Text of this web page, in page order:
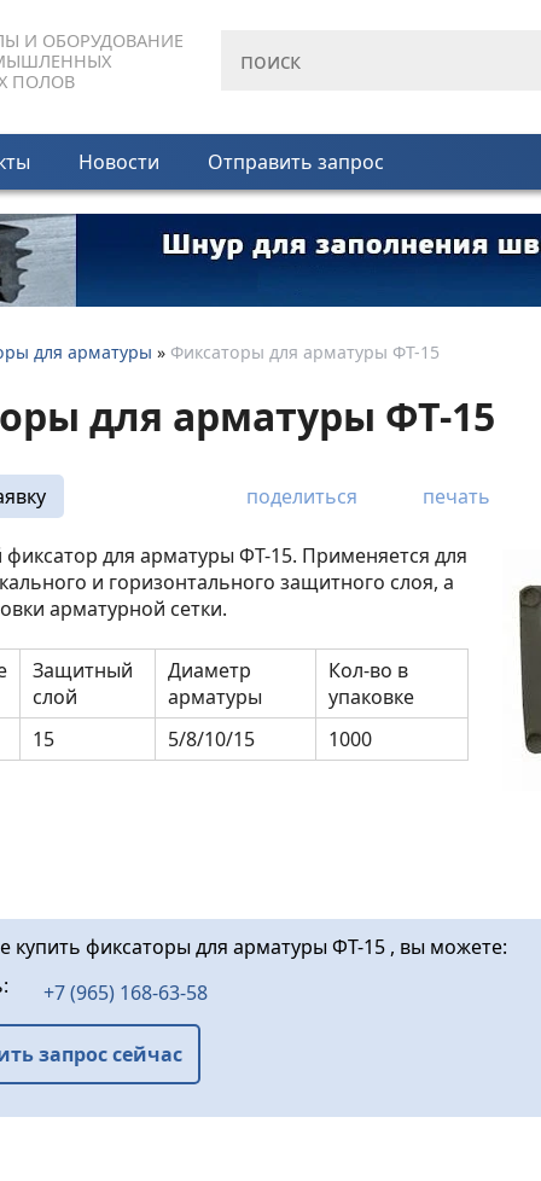
И ОБОРУДОВАНИЕ
ПОЛОВ
Новости Отправить запрос
для арматуры » Фиксаторы для арматуры ФТ-15
для арматуры ФТ-15
поделиться печать
для арматуры ФТ-15. Применяется для
и горизонтального защитного слоя, а
арматурной сетки.
Защитный
слой
Диаметр
арматуры
Кол-во в
упаковке
15
5/8/10/15 1000
купить фиксаторы для арматуры ФТ-15 , вы можете:
+7 (965) 168-63-58
запрос сейчас